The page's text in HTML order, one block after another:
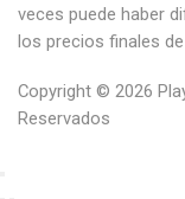
veces puede haber
los precios finales
Copyright © 2026
Reservados